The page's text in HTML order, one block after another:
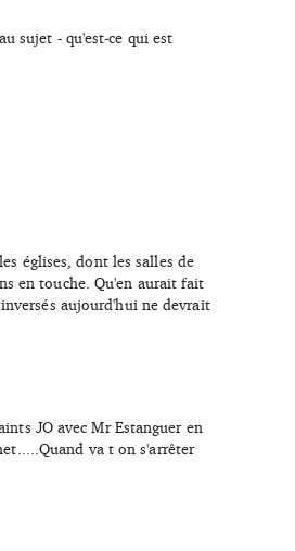
sujet - qu'est-ce qui est
églises, dont les salles de
en touche. Qu'en aurait fait
aujourd'hui ne devrait
JO avec Mr Estanguer en
va t on s'arrêter